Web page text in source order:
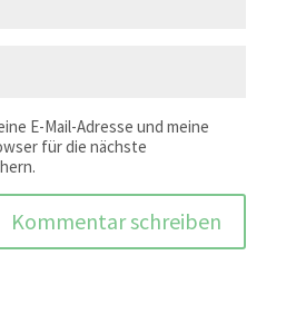
E-Mail-Adresse und meine
für die nächste